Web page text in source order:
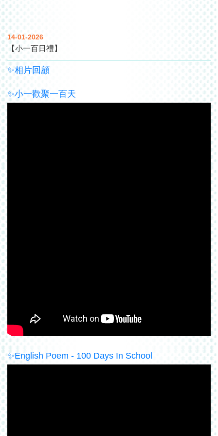
14-01-2026
【小一百日禮】
✨相片回顧
✨小一歡聚一百天
✨English Poem - 100 Days In School